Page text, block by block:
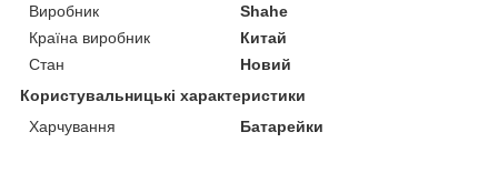
Виробник
Shahe
Країна виробник
Китай
Стан
Новий
Користувальницькі характеристики
Харчування
Батарейки